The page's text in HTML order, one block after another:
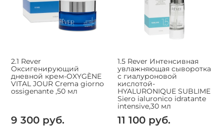
2.1 Rever
Оксигенирующий
дневной крем-OXYGÈNE
VITAL JOUR Crema giorno
ossigenante ,50 мл
9 300 руб.
1.5 Rever Интенсивная
увлажняющая сыворотка
с гиалуроновой
кислотой-
HYALURONIQUE SUBLIME
Siero ialuronico idratante
intensive,30 мл
11 100 руб.